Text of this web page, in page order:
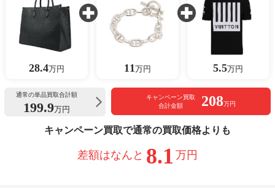
28.4万円 11 万円 5.5万円
通常の単品買取合計額
199.9万円
キャンペーン買取
合計金額
208万円
キャンペーン買取で通常の買取価格よりも
差額はなんと 8.1 万円